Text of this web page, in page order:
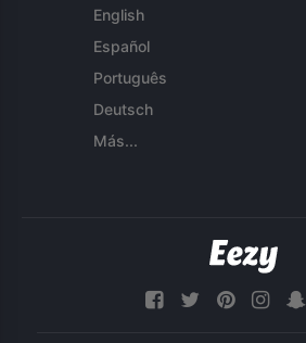
English
Español
Português
Deutsch
Más...